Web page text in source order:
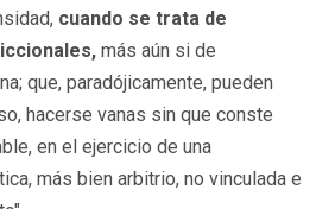
cuando se trata de
más aún si de
que, paradójicamente, pueden
hacerse vanas sin que conste
en el ejercicio de una
más bien arbitrio, no vinculada e